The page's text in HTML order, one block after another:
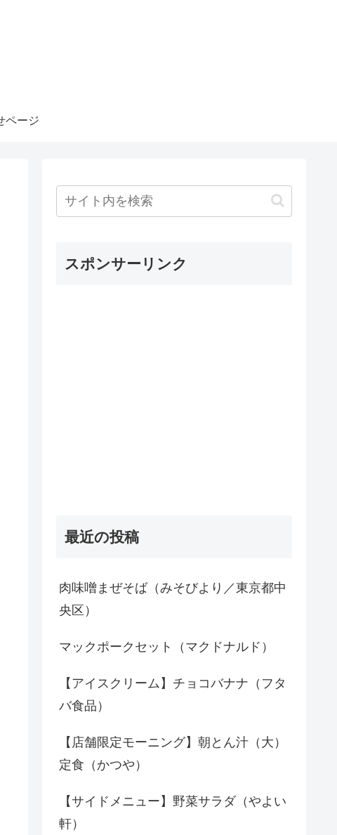
ページ
スポンサーリンク
最近の投稿
肉味噌まぜそば（みそびより／東京都中
央区）
マックポークセット（マクドナルド）
【アイスクリーム】チョコバナナ（フタ
バ食品）
【店舗限定モーニング】朝とん汁（大）
定食（かつや）
【サイドメニュー】野菜サラダ（やよい
軒）